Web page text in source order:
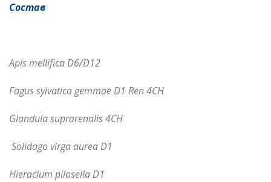
Состав
ApismellificaD6/D12
Fagus sylvatica gemmae D1 Ren 4CH
Glandula suprarenalis 4CH
Solidago virga aurea D1
Hieracium pilosella D1